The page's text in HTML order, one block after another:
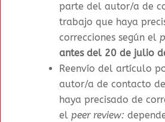
parte del autor/a de
trabajo que haya
correcciones según el
antes del 20 de julio
Reenvío del artículo
autor/a de contacto
haya precisado de
elpeer review: